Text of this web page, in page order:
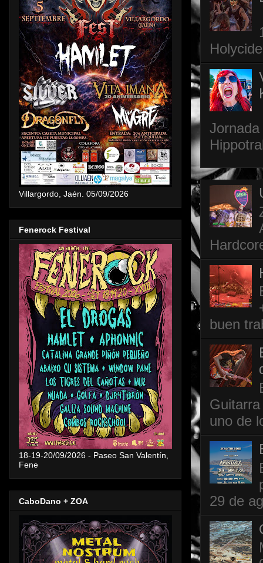
buen
uno de
29 de
Villargordo, Jaén. 05/09/2026
Fenerock Festival
18-19-20/09/2026 - Paseo San Valentín,
Fene
CaboDano + ZOA